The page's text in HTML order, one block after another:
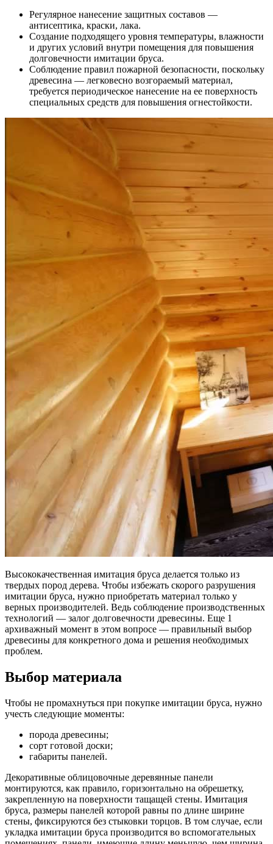
Регулярное нанесение защитных составов —
антисептика, краски, лака.
Создание подходящего уровня температуры, влажности
и других условий внутри помещения для повышения
долговечности имитации бруса.
Соблюдение правил пожарной безопасности, поскольку
древесина — легковесно возгораемый материал,
требуется периодическое нанесение на ее поверхность
специальных средств для повышения огнестойкости.
Высококачественная имитация бруса делается только из
твердых пород дерева. Чтобы избежать скорого разрушения
имитации бруса, нужно приобретать материал только у
верных производителей. Ведь соблюдение производственных
технологий — залог долговечности древесины. Еще 1
архиважный момент в этом вопросе — правильный выбор
древесины для конкретного дома и решения необходимых
проблем.
Выбор материала
Чтобы не промахнуться при покупке имитации бруса, нужно
учесть следующие моменты:
порода древесины;
сорт готовой доски;
габариты панелей.
Декоративные облицовочные деревянные панели
монтируются, как правило, горизонтально на обрешетку,
закрепленную на поверхности тащащей стены. Имитация
бруса, размеры панелей которой равны по длине ширине
стены, фиксируются без стыковки торцов. В том случае, если
укладка имитации бруса производится во вспомогательных